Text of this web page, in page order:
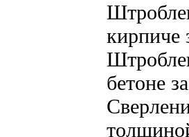
кирпиче
бетоне